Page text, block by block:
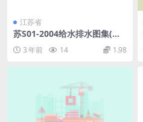
江苏省
苏S01-2004给水排水图集(全).
3 年前 14 1.98